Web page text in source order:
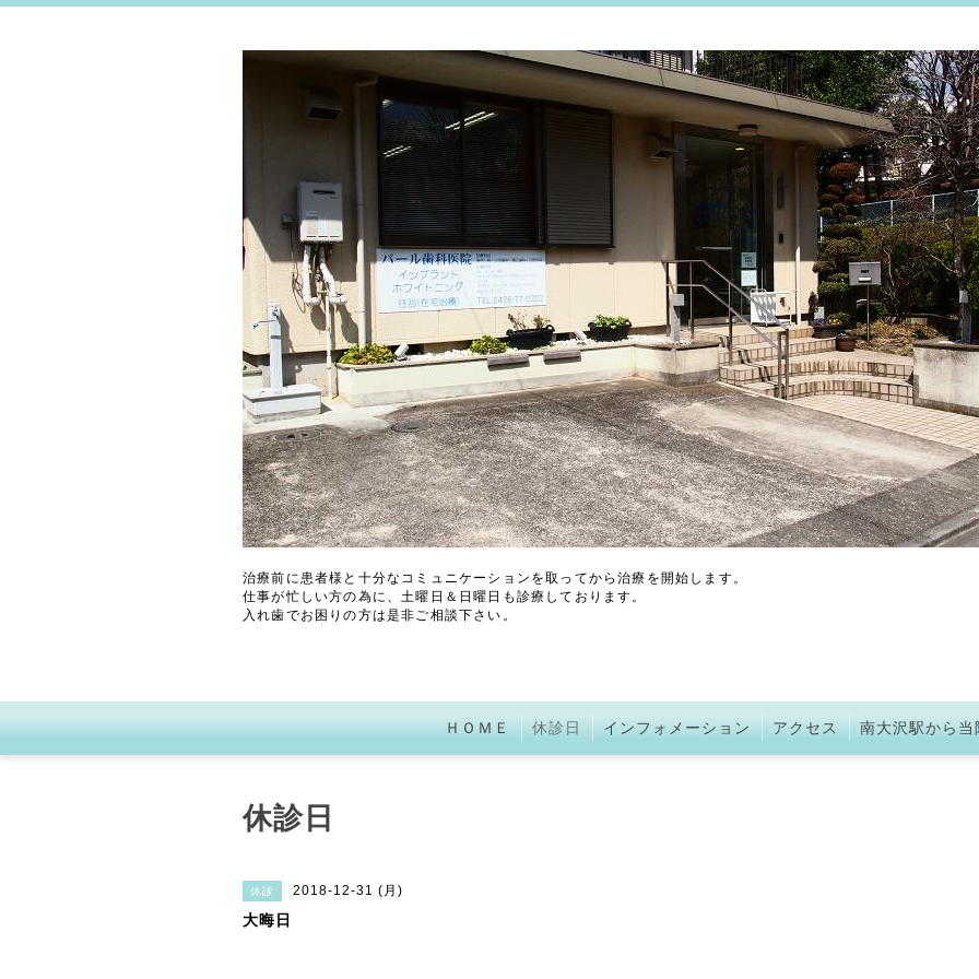
治療前に患者様と十分なコミュニケーションを取ってから治療を開始します。
仕事が忙しい方の為に、土曜日＆日曜日も診療しております。
入れ歯でお困りの方は是非ご相談下さい。
ＨＯＭＥ 休診日 インフォメーション アクセス 南大沢駅から当
休診日
休診 2018-12-31 (月)
大晦日